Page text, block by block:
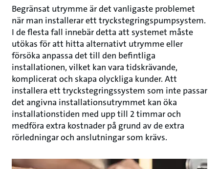
Begränsat utrymme är det vanligaste problemet
när man installerar ett tryckstegringspumpsystem.
I de flesta fall innebär detta att systemet måste
utökas för att hitta alternativt utrymme eller
försöka anpassa det till den befintliga
installationen, vilket kan vara tidskrävande,
komplicerat och skapa olyckliga kunder. Att
installera ett tryckstegringssystem som inte passar
det angivna installationsutrymmet kan öka
installationstiden med upp till 2 timmar och
medföra extra kostnader på grund av de extra
rörledningar och anslutningar som krävs.